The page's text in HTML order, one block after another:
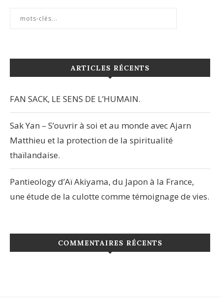
ARTICLES RÉCENTS
FAN SACK, LE SENS DE L’HUMAIN.
Sak Yan – S’ouvrir à soi et au monde avec Ajarn
Matthieu et la protection de la spiritualité
thaïlandaise.
Pantieology d’Aï Akiyama, du Japon à la France,
une étude de la culotte comme témoignage de vies.
COMMENTAIRES RÉCENTS